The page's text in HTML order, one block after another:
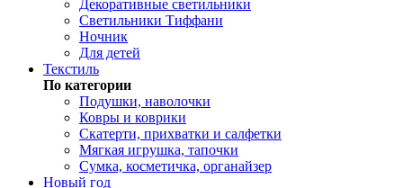
Декоративные светильники
Светильники Тиффани
Ночник
Для детей
Текстиль
По категории
Подушки, наволочки
Ковры и коврики
Скатерти, прихватки и салфетки
Мягкая игрушка, тапочки
Сумка, косметичка, органайзер
Новый год